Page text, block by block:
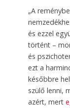
„A
és ezzel
történt –
és
ezt a
későbbre
szülő lenni,
azért, mert